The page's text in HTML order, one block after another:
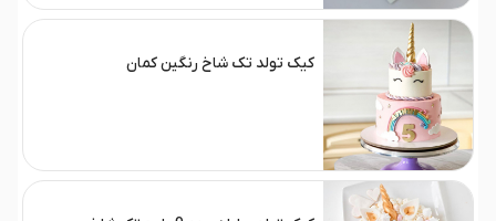
کیک تولد تک شاخ رنگین کمان